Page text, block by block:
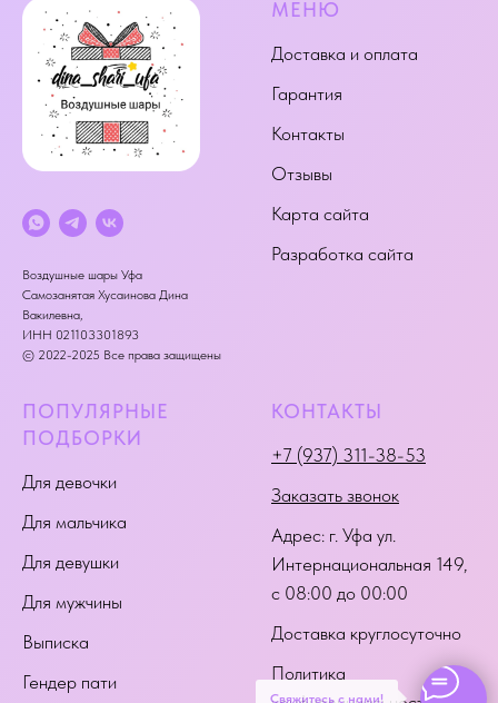
Свяжитесь с нами!
Воздушные шары Уфа
Самозанятая Хусаинова Дина
Вакилевна,
ИНН 021103301893
© 2022-2025 Все права защищены
МЕНЮ
Доставка и оплата
Гарантия
Контакты
Отзывы
Карта сайта
Разработка сайта
ПОПУЛЯРНЫЕ
ПОДБОРКИ
Для девочки
Для мальчика
Для девушки
Для мужчины
Выписка
Гендер пати
КОНТАКТЫ
+7 (937) 311-38-53
Заказать звонок
Адрес: г. Уфа ул.
Интернациональная 149,
с 08:00 до 00:00
Доставка круглосуточно
Политика